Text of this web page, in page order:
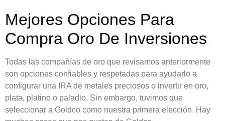
Mejores Opciones Para
Compra Oro De Inversiones
Todas las compañías de oro que revisamos anteriormente
son opciones confiables y respetadas para ayudarlo a
configurar una IRA de metales preciosos o invertir en oro,
plata, platino o paladio. Sin embargo, tuvimos que
seleccionar a Goldco como nuestra primera elección. Hay